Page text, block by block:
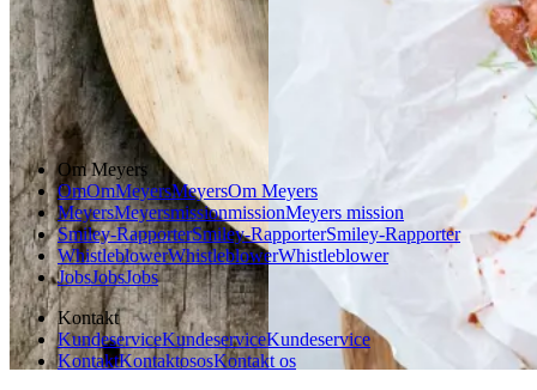
Forårsmad
Sommermad
Dansk mad
Om Meyers
OmOmMeyersMeyersOm Meyers
MeyersMeyersmissionmissionMeyers mission
Smiley-RapporterSmiley-RapporterSmiley-Rapporter
WhistleblowerWhistleblowerWhistleblower
JobsJobsJobs
Kontakt
KundeserviceKundeserviceKundeservice
KontaktKontaktososKontakt os